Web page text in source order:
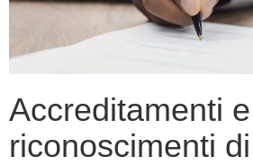
Accreditamenti e
riconoscimenti